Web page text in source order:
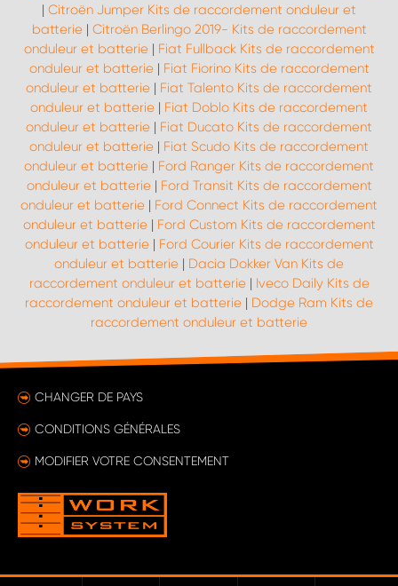
| Citroën Jumper Kits de raccordement onduleur et
batterie| Citroën Berlingo 2019- Kits de raccordement
onduleur et batterie| Fiat Fullback Kits de raccordement
onduleur et batterie| Fiat Fiorino Kits de raccordement
onduleur et batterie | Fiat Talento Kits de raccordement
onduleur et batterie | Fiat Doblo Kits de raccordement
onduleur et batterie | Fiat Ducato Kits de raccordement
onduleur et batterie | Fiat Scudo Kits de raccordement
onduleur et batterie | Ford Ranger Kits de raccordement
onduleur et batterie| Ford Transit Kits de raccordement
onduleur et batterie | Ford Connect Kits de raccordement
onduleur et batterie| Ford Custom Kits de raccordement
onduleur et batterie| Ford Courier Kits de raccordement
onduleur et batterie | Dacia Dokker Van Kits de
raccordement onduleur et batterie| Iveco Daily Kits de
raccordement onduleur et batterie | Dodge Ram Kits de
raccordement onduleur et batterie
CHANGER DE PAYS
CONDITIONS GÉNÉRALES
MODIFIER VOTRE CONSENTEMENT